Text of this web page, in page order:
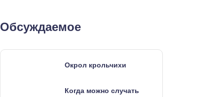
Обсуждаемое
Окрол крольчихи
Когда можно случать